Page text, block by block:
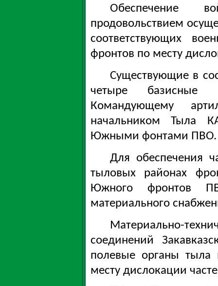
Обеспечение
продовольствием
соответствующих
фронтов по месту
Существующие в
четыре базисные
Командующему
начальником Тыла
Южными фонтами ПВО.
Для обеспечения
тыловых районах
Южного фронтов
материального
Материально-
соединений
полевые органы тыла
месту дислокации